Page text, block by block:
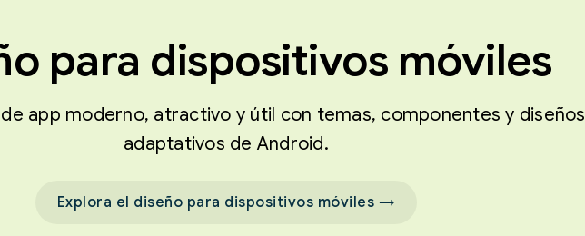
para dispositivos móviles
app moderno, atractivo y útil con temas, componentes y diseños
adaptativos de Android.
Explora el diseño para dispositivos móviles →